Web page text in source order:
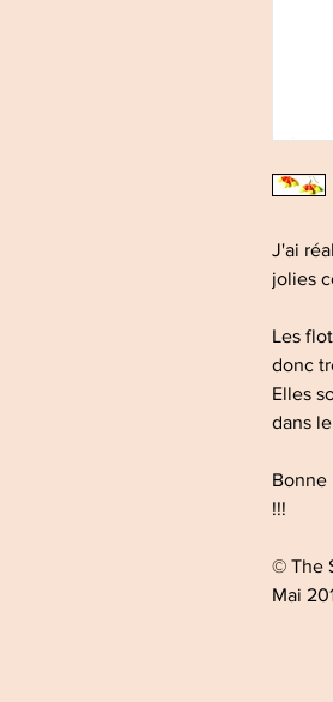
J'ai
jolies
Les
donc
Elles
dans
Bonne
!!!
© The
Mai